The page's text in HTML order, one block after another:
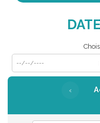
‹